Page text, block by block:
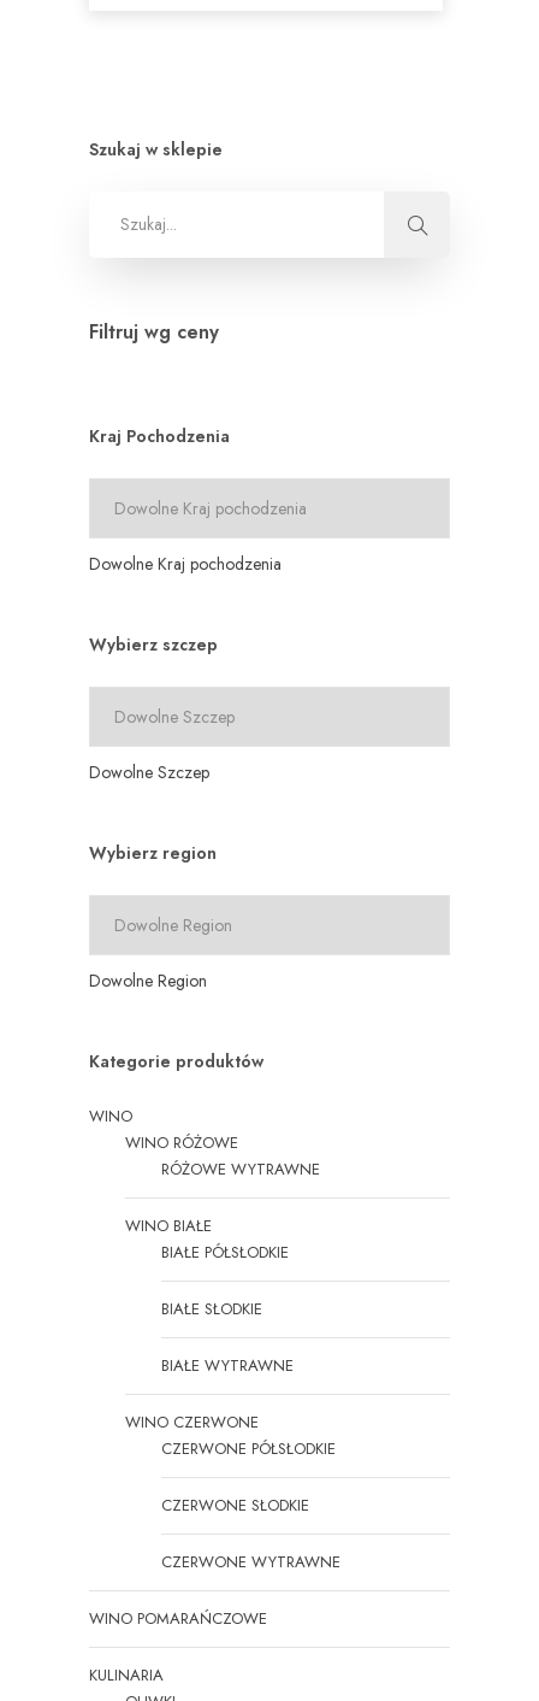
Szukaj w sklepie
Filtruj wg ceny
Kraj Pochodzenia
Dowolne Kraj pochodzenia
Wybierz szczep
Dowolne Szczep
Wybierz region
Dowolne Region
Kategorie produktów
WINO
WINO RÓŻOWE
RÓŻOWE WYTRAWNE
WINO BIAŁE
BIAŁE PÓŁSŁODKIE
BIAŁE SŁODKIE
BIAŁE WYTRAWNE
WINO CZERWONE
CZERWONE PÓŁSŁODKIE
CZERWONE SŁODKIE
CZERWONE WYTRAWNE
WINO POMARAŃCZOWE
KULINARIA